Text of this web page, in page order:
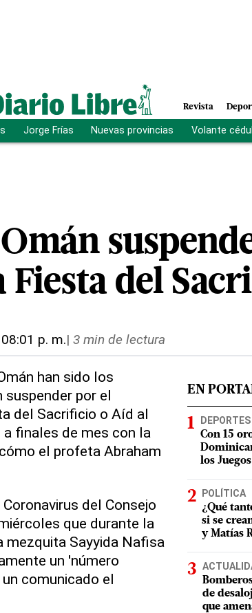
Revista
Jorge Frías Nuevas provincias Volante
Fiesta del
p. m.| 3 min de lectura
han sido los
suspender por el
del Sacrificio o Aíd al
finales de mes con la
el profeta Abraham
del Consejo
que durante la
mezquita Sayyida Nafisa
un 'número
comunicado el
EN
DEPORTES
Con 15
los
POLÍTICA
¿Qué
si se
y Matías
de
que